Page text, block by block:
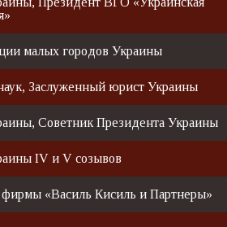
малых городов Украины
Заслуженный юрист Украины
Советник Президента Украины
IV и V созывов
«Василь Кисиль и Партнеры»